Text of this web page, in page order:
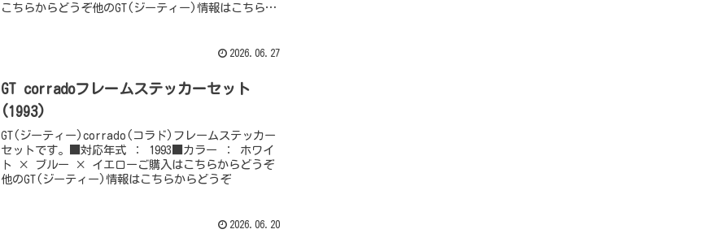
こちらからどうぞ他のGT(ジーティー)情報はこちらか
2026.06.27
GT corradoフレームステッカーセット
(1993)
GT(ジーティー)corrado(コラド)フレームステッカー
セットです。■対応年式 ： 1993■カラー ： ホワイ
ト × ブルー × イエローご購入はこちらからどうぞ
他のGT(ジーティー)情報はこちらからどうぞ
2026.06.20